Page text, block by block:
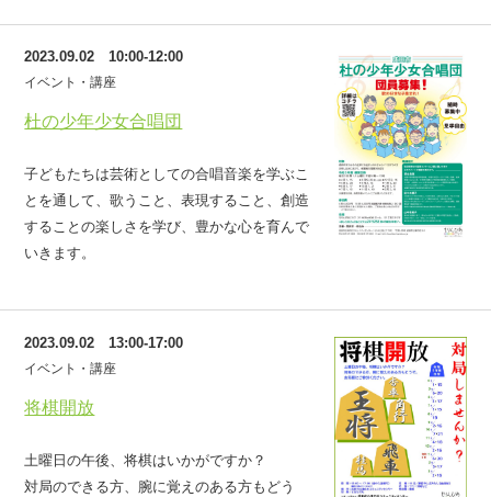
杜の少年少女合唱団
2023.09.02 10:00-12:00
イベント・講座
子どもたちは芸術としての合唱音楽を学ぶこ
とを通して、歌うこと、表現すること、創造
することの楽しさを学び、豊かな心を育んで
いきます。
将棋開放
2023.09.02 13:00-17:00
イベント・講座
土曜日の午後、将棋はいかがですか？
対局のできる方、腕に覚えのある方もどう